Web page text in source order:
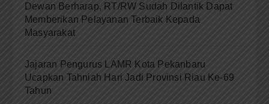
Dewan Berharap, RT/RW Sudah Dilantik Dapat
Memberikan Pelayanan Terbaik Kepada
Masyarakat
Jajaran Pengurus LAMR Kota Pekanbaru
Ucapkan Tahniah Hari Jadi Provinsi Riau Ke-69
Tahun